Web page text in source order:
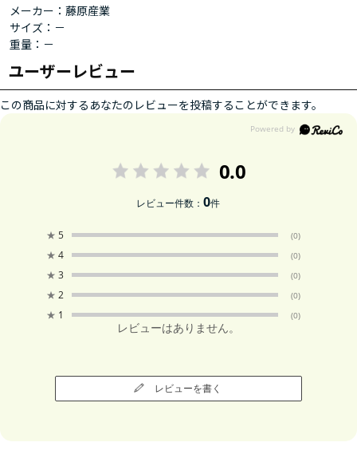
メーカー：藤原産業
サイズ：－
重量：－
ユーザーレビュー
この商品に対するあなたのレビューを投稿することができます。
0.0
レビュー件数：0件
★ 5 (0)
★ 4 (0)
★ 3 (0)
★ 2 (0)
★ 1 (0)
レビューはありません。
レビューを書く